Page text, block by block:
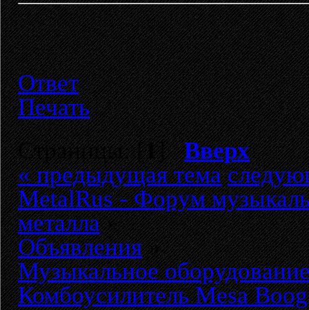
Ответ
Печать
Страницы: [1]Вверх
« предыдущая тема
MetalRus - Форум
металла»
Объявления»
Музыкальное
Комбоусилитель Mesa